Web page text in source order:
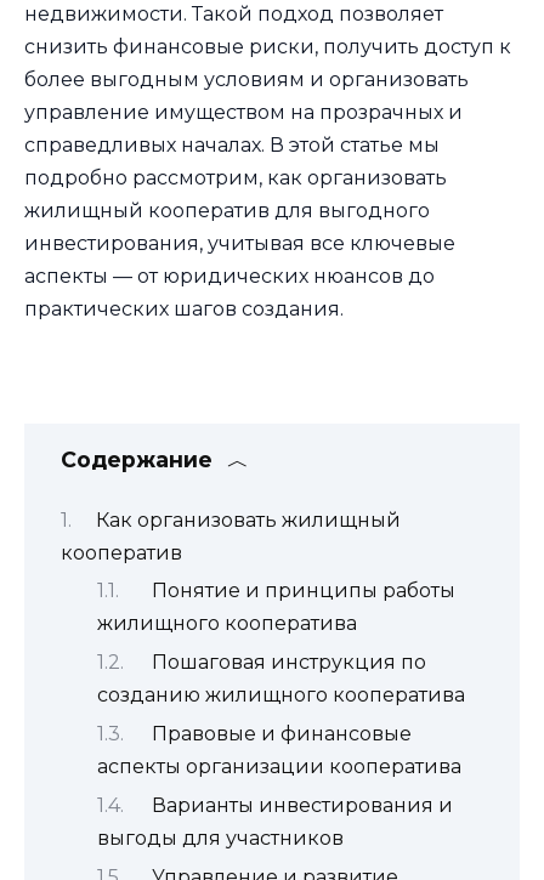
недвижимости. Такой подход позволяет
снизить финансовые риски, получить доступ к
более выгодным условиям и организовать
управление имуществом на прозрачных и
справедливых началах. В этой статье мы
подробно рассмотрим, как организовать
жилищный кооператив для выгодного
инвестирования, учитывая все ключевые
аспекты — от юридических нюансов до
практических шагов создания.
Содержание
Как организовать жилищный
кооператив
Понятие и принципы работы
жилищного кооператива
Пошаговая инструкция по
созданию жилищного кооператива
Правовые и финансовые
аспекты организации кооператива
Варианты инвестирования и
выгоды для участников